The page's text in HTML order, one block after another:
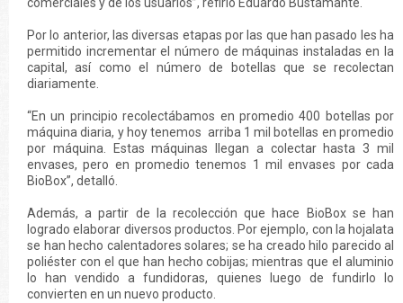
Por lo anterior, las diversas etapas por las que han pasado les ha
permitido incrementar el número de máquinas instaladas en la
capital, así como el número de botellas que se recolectan
diariamente.
“En un principio recolectábamos en promedio 400 botellas por
máquina diaria, y hoy tenemos arriba 1 mil botellas en promedio
por máquina. Estas máquinas llegan a colectar hasta 3 mil
envases, pero en promedio tenemos 1 mil envases por cada
BioBox”, detalló.
Además, a partir de la recolección que hace BioBox se han
logrado elaborar diversos productos. Por ejemplo, con la hojalata
se han hecho calentadores solares; se ha creado hilo parecido al
poliéster con el que han hecho cobijas; mientras que el aluminio
lo han vendido a fundidoras, quienes luego de fundirlo lo
convierten en un nuevo producto.